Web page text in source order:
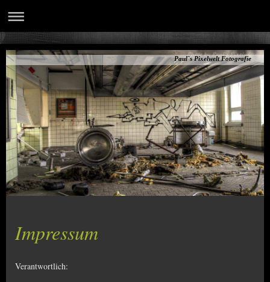
Paul`s Pixelwelt Fotografie
Impressum
Verantwortlich: